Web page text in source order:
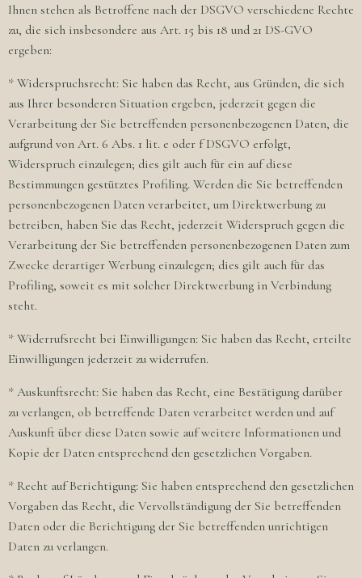
Ihnen stehen als Betroffene nach der DSGVO verschiedene Rechte
zu, die sich insbesondere aus Art. 15 bis 18 und 21 DS-GVO
ergeben:
* Widerspruchsrecht: Sie haben das Recht, aus Gründen, die sich
aus Ihrer besonderen Situation ergeben, jederzeit gegen die
Verarbeitung der Sie betreffenden personenbezogenen Daten, die
aufgrund von Art. 6 Abs. 1 lit. e oder f DSGVO erfolgt,
Widerspruch einzulegen; dies gilt auch für ein auf diese
Bestimmungen gestütztes Profiling. Werden die Sie betreffenden
personenbezogenen Daten verarbeitet, um Direktwerbung zu
betreiben, haben Sie das Recht, jederzeit Widerspruch gegen die
Verarbeitung der Sie betreffenden personenbezogenen Daten zum
Zwecke derartiger Werbung einzulegen; dies gilt auch für das
Profiling, soweit es mit solcher Direktwerbung in Verbindung
steht.
* Widerrufsrecht bei Einwilligungen: Sie haben das Recht, erteilte
Einwilligungen jederzeit zu widerrufen.
* Auskunftsrecht: Sie haben das Recht, eine Bestätigung darüber
zu verlangen, ob betreffende Daten verarbeitet werden und auf
Auskunft über diese Daten sowie auf weitere Informationen und
Kopie der Daten entsprechend den gesetzlichen Vorgaben.
* Recht auf Berichtigung: Sie haben entsprechend den gesetzlichen
Vorgaben das Recht, die Vervollständigung der Sie betreffenden
Daten oder die Berichtigung der Sie betreffenden unrichtigen
Daten zu verlangen.